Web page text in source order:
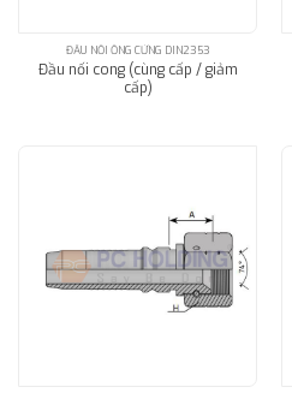
ĐẦU NỐI ỐNG CỨNG DIN2353
Đầu nối cong (cùng cấp / giảm
cấp)